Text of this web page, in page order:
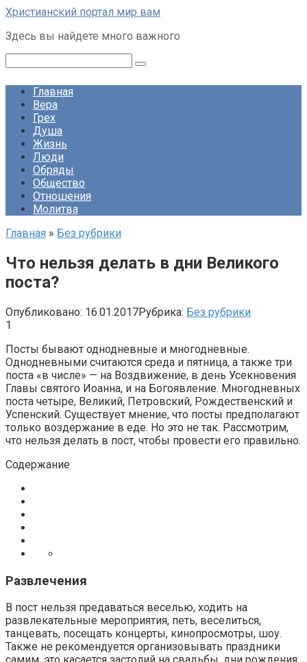
Перейти
контенту
Христианский портал мир вам
Здесь вы найдете много важного
Главная
Вера
Грех
Душа
Жизнь
Люди
Обряды
Общество
Отношения
Молитва
Главная » Без рубрики
Что нельзя делать в дни Великого
поста?
Опубликовано: 16.01.2017Рубрика: Без рубрики
1
Посты бывают однодневные и многодневные.
Однодневными считаются среда и пятница, а также три
поста «в числе» — на Воздвижение, в день Усекновения
Главы святого Иоанна, и на Богоявление. Многодневных
поста четыре, Великий, Петровский, Рождественский и
Успенский. Существует мнение, что посты предполагают
только воздержание в еде. Но это не так. Рассмотрим,
что нельзя делать в пост, чтобы провести его правильно.
Содержание
Развлечения
В пост нельзя предаваться веселью, ходить на
развлекательные мероприятия, петь, веселиться,
танцевать, посещать концерты, кинопросмотры, шоу.
Также не рекомендуется организовывать праздники